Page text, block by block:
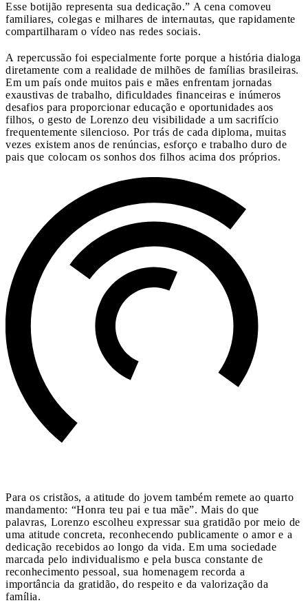
Esse botijão representa sua dedicação.” A cena comoveu
familiares, colegas e milhares de internautas, que rapidamente
compartilharam o vídeo nas redes sociais.
A repercussão foi especialmente forte porque a história dialoga
diretamente com a realidade de milhões de famílias brasileiras.
Em um país onde muitos pais e mães enfrentam jornadas
exaustivas de trabalho, dificuldades financeiras e inúmeros
desafios para proporcionar educação e oportunidades aos
filhos, o gesto de Lorenzo deu visibilidade a um sacrifício
frequentemente silencioso. Por trás de cada diploma, muitas
vezes existem anos de renúncias, esforço e trabalho duro de
pais que colocam os sonhos dos filhos acima dos próprios.
Para os cristãos, a atitude do jovem também remete ao quarto
mandamento: “Honra teu pai e tua mãe”. Mais do que
palavras, Lorenzo escolheu expressar sua gratidão por meio de
uma atitude concreta, reconhecendo publicamente o amor e a
dedicação recebidos ao longo da vida. Em uma sociedade
marcada pelo individualismo e pela busca constante de
reconhecimento pessoal, sua homenagem recorda a
importância da gratidão, do respeito e da valorização da
família.